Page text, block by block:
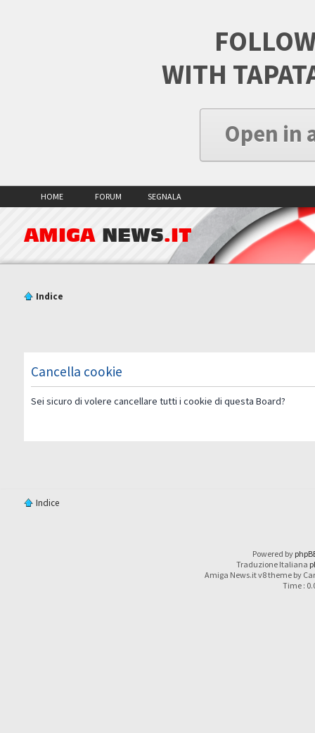
WITH
Open in
HOME FORUM SEGNALA
AMIGA NEWS.IT
Indice
Cancella cookie
Sei sicuro di volere cancellare tutti i cookie di questa Board?
Indice
Powered by
Traduzione Italiana
Amiga News.it v8 theme by
Time :